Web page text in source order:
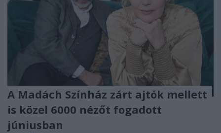
A Madách Színház zárt ajtók mellett
is közel 6000 nézőt fogadott
júniusban